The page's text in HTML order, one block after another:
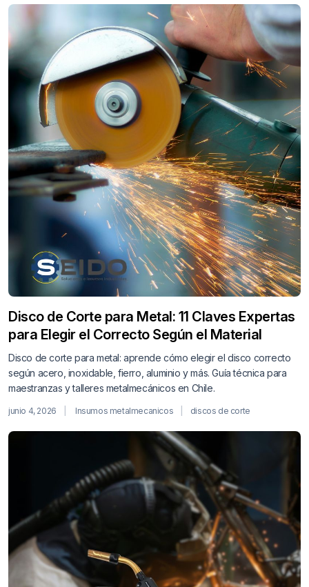
Disco de Corte para Metal: 11 Claves Expertas
para Elegir el Correcto Según el Material
Disco de corte para metal: aprende cómo elegir el disco correcto
según acero, inoxidable, fierro, aluminio y más. Guía técnica para
maestranzas y talleres metalmecánicos en Chile.
junio 4, 2026 Insumos metalmecanicos discos de corte